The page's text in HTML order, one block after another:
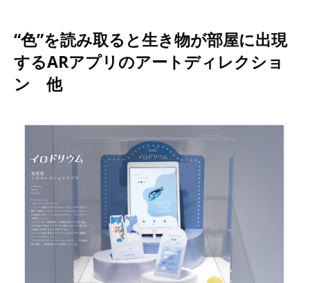
“色”を読み取ると生き物が部屋に出現
するARアプリのアートディレクショ
ン 他